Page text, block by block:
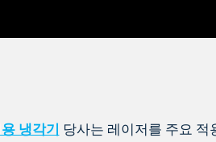
냉각기당사는 레이저를 주요 적